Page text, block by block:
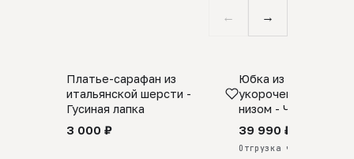
← →
SALE
Платье-сарафан из
итальянской шерсти -
Гусиная лапка
3 000 ₽
ПРЕДЗАКАЗ
Юбка из
укороченная с
низом - Черный
39 990 ₽
Отгрузка через 25 дней